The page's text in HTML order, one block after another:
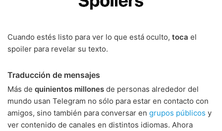
Cuando estés listo para ver lo que está oculto, toca el
spoiler para revelar su texto.
Traducción de mensajes
Más de quinientos millones de personas alrededor del
mundo usan Telegram no sólo para estar en contacto con
amigos, sino también para conversar en grupos públicos y
ver contenido de canales en distintos idiomas. Ahora